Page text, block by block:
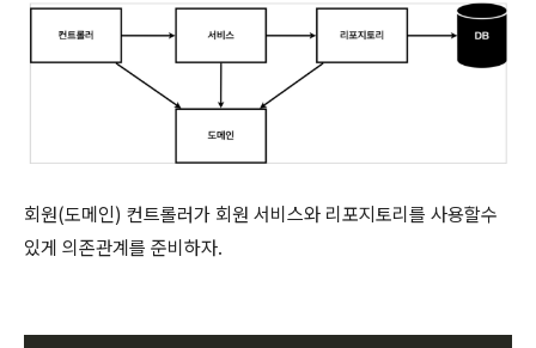
회원(도메인) 컨트롤러가 회원 서비스와 리포지토리를 사용할수
있게 의존관계를 준비하자.